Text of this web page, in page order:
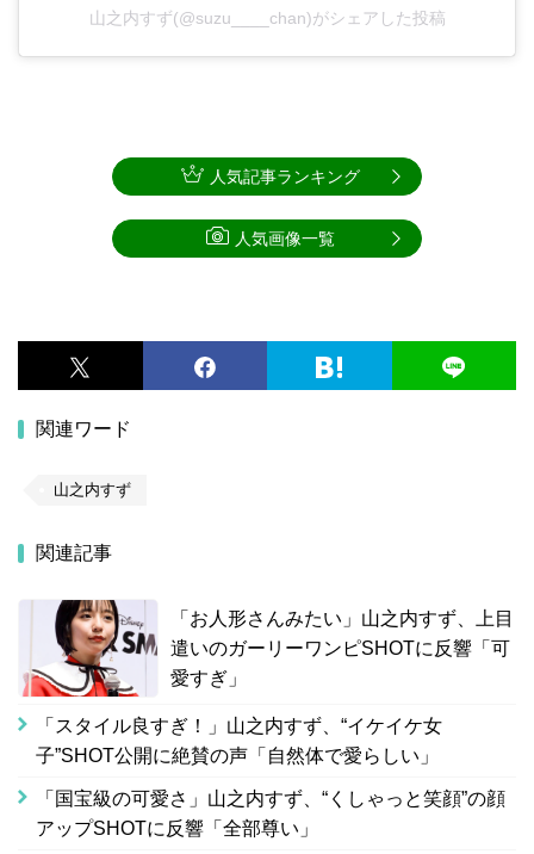
山之内すず(@suzu____chan)がシェアした投稿
関連ワード
山之内すず
関連記事
「お人形さんみたい」山之内すず、上目
遣いのガーリーワンピSHOTに反響「可
愛すぎ」
「スタイル良すぎ！」山之内すず、“イケイケ女
子”SHOT公開に絶賛の声「自然体で愛らしい」
「国宝級の可愛さ」山之内すず、“くしゃっと笑顔”の顔
アップSHOTに反響「全部尊い」
人気記事ランキング
人気画像一覧